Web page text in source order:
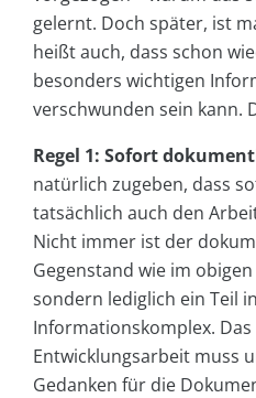
gelernt. Doch später, ist
heißt auch, dass schon
besonders wichtigen
verschwunden sein kann.
Regel 1: Sofort
natürlich zugeben, dass
tatsächlich auch den
Nicht immer ist der
Gegenstand wie im
sondern lediglich ein Teil
Informationskomplex.
Entwicklungsarbeit muss
Gedanken für die